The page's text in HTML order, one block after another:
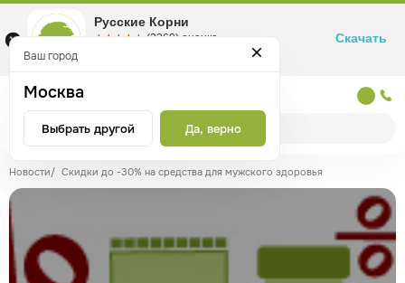
Новости/ Скидки до -30% на средства для мужского здоровья
Ваш город
Москва
Выбрать другой Да, верно
Русские Корни
☆☆☆☆☆
★★★★★ (2360) оценка
Маркетплейс товаров для здоровья
Скачать